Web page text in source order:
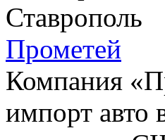
Прометей
Компания
импорт авто